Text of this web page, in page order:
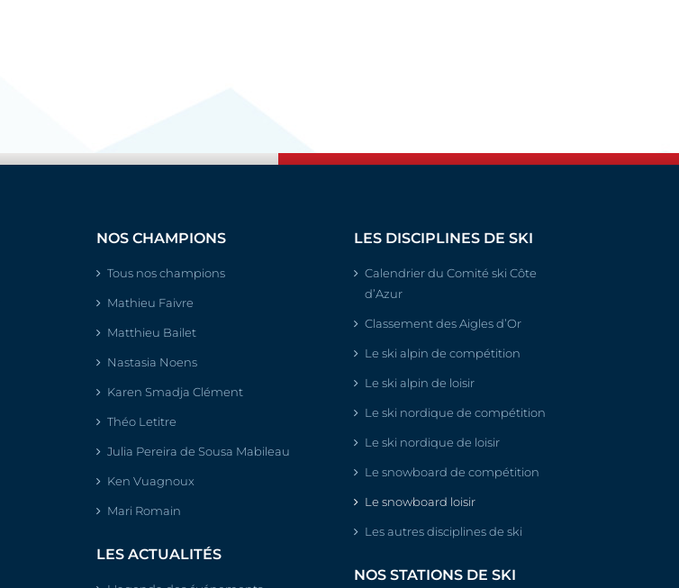
NOS CHAMPIONS
Tous nos champions
Mathieu Faivre
Matthieu Bailet
Nastasia Noens
Karen Smadja Clément
Théo Letitre
Julia Pereira de Sousa Mabileau
Ken Vuagnoux
Mari Romain
LES ACTUALITÉS
LES DISCIPLINES DE SKI
Calendrier du Comité ski Côte
d’Azur
Classement des Aigles d’Or
Le ski alpin de compétition
Le ski alpin de loisir
Le ski nordique de compétition
Le ski nordique de loisir
Le snowboard de compétition
Le snowboard loisir
Les autres disciplines de ski
NOS STATIONS DE SKI